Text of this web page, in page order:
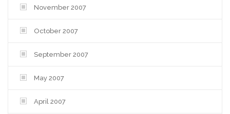
November 2007
October 2007
September 2007
May 2007
April 2007